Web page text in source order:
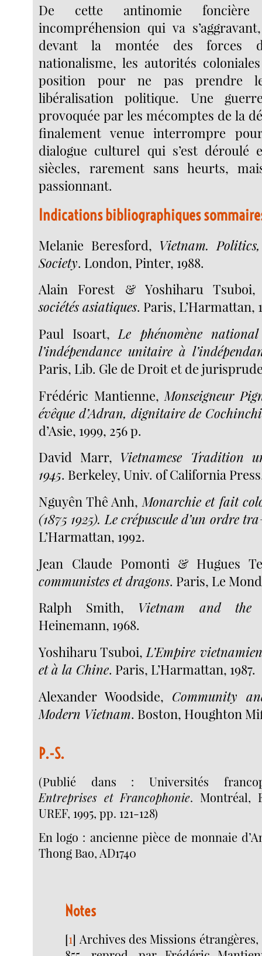
De cette antinomie foncière
incompréhension qui va
devant la montée des forces
nationalisme, les autorités
position pour ne pas prendre
libéralisation politique. Une
provoquée par les mécomptes de la
finalement venue interrompre
dialogue culturel qui s’est
siècles, rarement sans heurts,
passionnant.
Indications bibliographiques
Melanie Beresford, Vietnam.
Society. London, Pinter, 1988.
Alain Forest & Yoshiharu
sociétés asiatiques. Paris, L’Harmattan,
Paul Isoart,Le phénomène
l’indépendance unitaire à
Paris, Lib. Gle de Droit et de
Frédéric Mantienne, Monseigneur
évêque d’Adran, dignitaire de
d’Asie, 1999, 256 p.
David Marr, Vietnamese Tradition
1945. Berkeley, Univ. of California
Nguyên Thê Anh,Monarchie et fait
(1875 1925). Le crépuscule d’un ordre
L’Harmattan, 1992.
Jean Claude Pomonti & Hugues
communistes et dragons. Paris, Le
Ralph Smith, Vietnam and the
Heinemann, 1968.
Yoshiharu Tsuboi,L’Empire
et à la Chine. Paris, L’Harmattan, 1987.
Alexander Woodside, Community
Modern Vietnam. Boston, Houghton
P.-S.
(Publié dans : Universités
Entreprises et Francophonie. Montréal,
UREF, 1995, pp. 121-128)
En logo : ancienne pièce de monnaie
Thong Bao, AD1740
Notes
[1] Archives des Missions